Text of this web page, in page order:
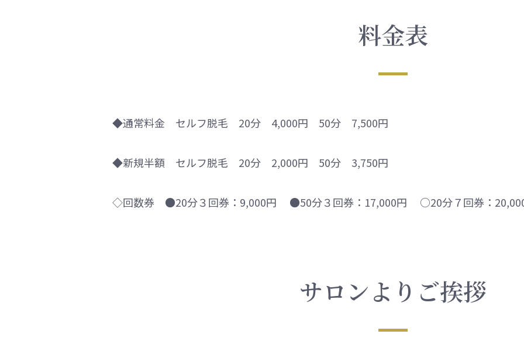
料金表
◆通常料金 セルフ脱毛 20分 4,000円 50分 7,500円
◆新規半額 セルフ脱毛 20分 2,000円 50分 3,750円
◇回数券 ●20分３回券：9,000円 ●50分３回券：17,000円 ○20分７回券：
サロンよりご挨拶